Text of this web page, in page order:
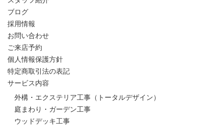
ブログ
採用情報
お問い合わせ
ご来店予約
個人情報保護方針
特定商取引法の表記
サービス内容
外構・エクステリア工事（トータルデザイン）
庭まわり・ガーデン工事
ウッドデッキ工事